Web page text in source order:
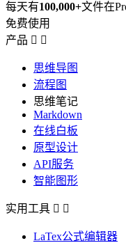
每天有100,000+文件在
免费使用
产品  
思维导图
流程图
思维笔记
Markdown
在线白板
原型设计
API服务
智能图形
实用工具  
LaTex公式编辑器